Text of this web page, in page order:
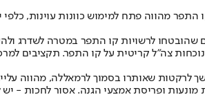
מהווה פתח למימוש כוונות עוינות,
לרשויות קו התפר במטרה לשדרג
צה״ל קריטית על קו התפר. תקציבים
שאותרו בסמוך לרמאללה, מהווה
מונעות ופריסת אמצעי הגנה. אסור לחכות -